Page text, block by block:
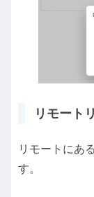
リモート
リモートにあ
す。